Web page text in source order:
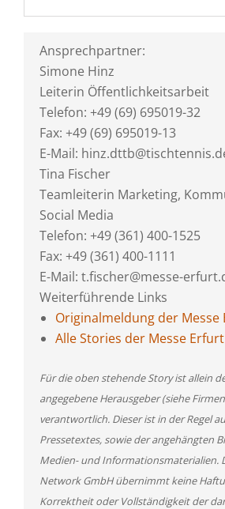
Ansprechpartner:
Simone Hinz
Leiterin Öffentlichkeitsarbeit
Telefon: +49 (69) 695019-32
Fax: +49 (69) 695019-13
E-Mail:
Tina Fischer
Teamleiterin Marketing,
Social Media
Telefon: +49 (361) 400-1525
Fax: +49 (361) 400-1111
E-Mail: t.fischer@messe-
Weiterführende Links
Originalmeldung der Messe
Alle Stories der Messe
Für die oben stehende Story ist allein
angegebene Herausgeber (siehe
verantwortlich. Dieser ist in der Regel
Pressetextes, sowie der angehängten
Medien- und Informationsmaterialien.
Network GmbH übernimmt keine
Korrektheit oder Vollständigkeit der